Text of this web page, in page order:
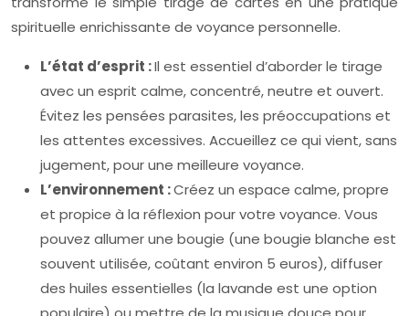
spirituelle enrichissante de voyance personnelle.
L’état d’esprit :Il est essentiel d’aborder le tirage
avec un esprit calme, concentré, neutre et ouvert.
Évitez les pensées parasites, les préoccupations et
les attentes excessives. Accueillez ce qui vient, sans
jugement, pour une meilleure voyance.
L’environnement :Créez un espace calme, propre
et propice à la réflexion pour votre voyance. Vous
pouvez allumer une bougie (une bougie blanche est
souvent utilisée, coûtant environ 5 euros), diffuser
des huiles essentielles (la lavande est une option